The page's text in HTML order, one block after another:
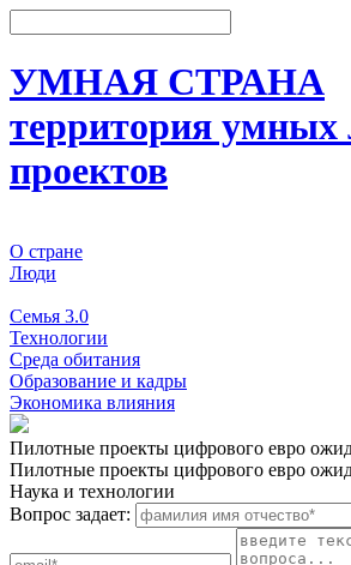
УМНАЯ СТРАНА
территория умных
проектов
О стране
Люди
Семья 3.0
Технологии
Среда обитания
Образование и кадры
Экономика влияния
Пилотные проекты цифрового евро
Пилотные проекты цифрового евро
Наука и технологии
Вопрос задает: